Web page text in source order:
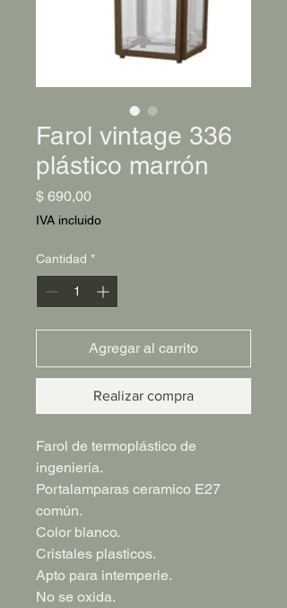
Farol vintage 336
plástico marrón
$ 690,00Precio
IVA incluido
Cantidad *
Agregar al carrito
Realizar compra
Farol de termoplástico de
ingeniería.
Portalamparas ceramico E27
común.
Color blanco.
Cristales plasticos.
Apto para intemperie.
No se oxida.